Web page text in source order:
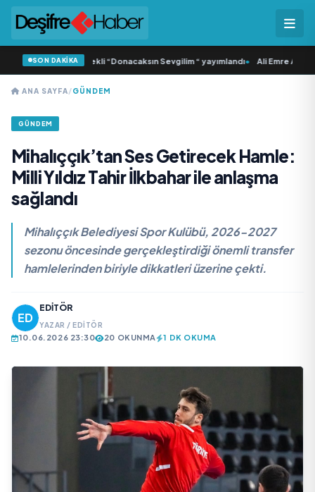
SON DAKİKA
Samlı ‘dan İkinci Tekli “Donacaksın Sevgilim “ yayımlandı• Ali Emre
ANA SAYFA/GÜNDEM
GÜNDEM
Mihalıççık’tan Ses Getirecek Hamle:
Milli Yıldız Tahir İlkbahar ile anlaşma
sağlandı
Mihalıççık Belediyesi Spor Kulübü, 2026-2027
sezonu öncesinde gerçekleştirdiği önemli transfer
hamlelerinden biriyle dikkatleri üzerine çekti.
EDITÖR
YAZAR / EDITÖR
10.06.2026 23:30 20 OKUNMA 1 DK OKUMA